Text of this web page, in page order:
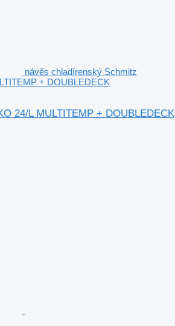
návěs chladírenský Schmitz
+ DOUBLEDECK
24/L MULTITEMP + DOUBLEDECK